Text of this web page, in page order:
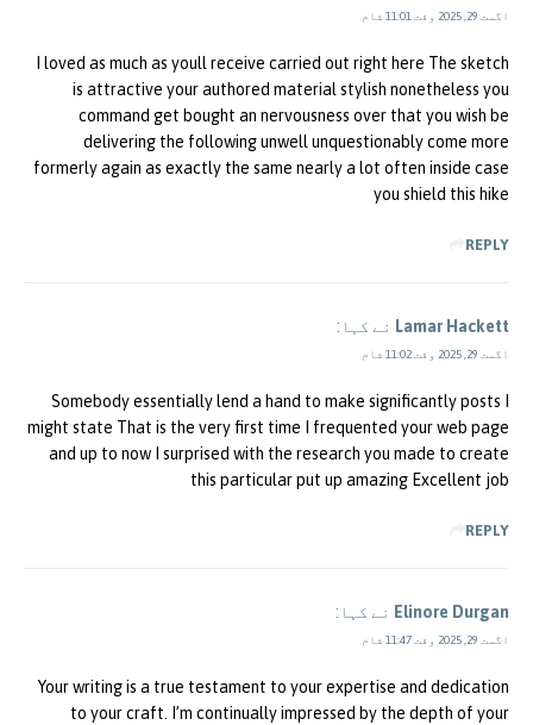
اگست 29, 2025 وقت 11:01 شام
I loved as much as youll receive carried out right here The sketch
is attractive your authored material stylish nonetheless you
command get bought an nervousness over that you wish be
delivering the following unwell unquestionably come more
formerly again as exactly the same nearly a lot often inside case
you shield this hike
REPLY
Lamar Hackett نے کہا:
اگست 29, 2025 وقت 11:02 شام
Somebody essentially lend a hand to make significantly posts I
might state That is the very first time I frequented your web page
and up to now I surprised with the research you made to create
this particular put up amazing Excellent job
REPLY
Elinore Durgan نے کہا:
اگست 29, 2025 وقت 11:47 شام
Your writing is a true testament to your expertise and dedication
to your craft. I’m continually impressed by the depth of your